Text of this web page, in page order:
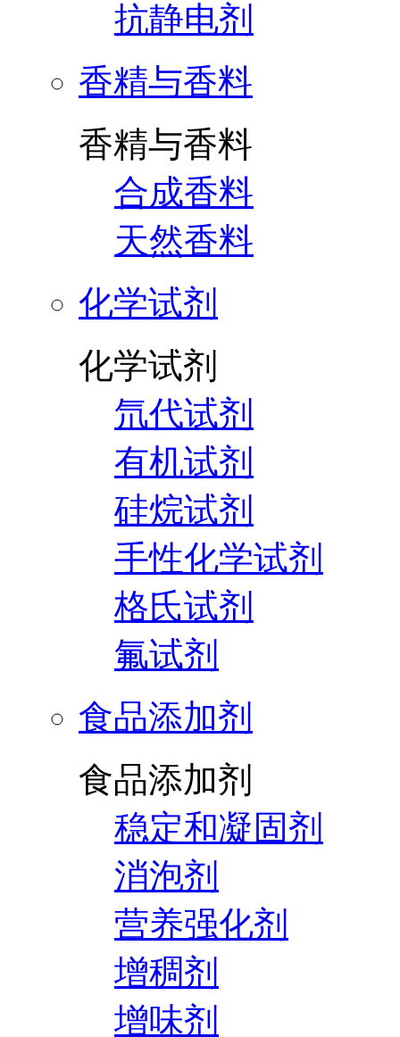
抗静电剂
香精与香料
香精与香料
合成香料
天然香料
化学试剂
化学试剂
氘代试剂
有机试剂
硅烷试剂
手性化学试剂
格氏试剂
氟试剂
食品添加剂
食品添加剂
稳定和凝固剂
消泡剂
营养强化剂
增稠剂
增味剂